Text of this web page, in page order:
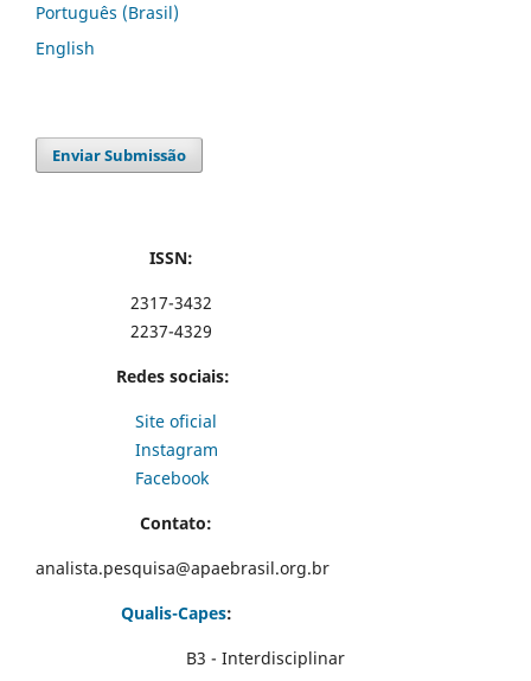
Português (Brasil)
English
Enviar Submissão
ISSN:
2317-3432
2237-4329
Redes sociais:
Site oficial
Instagram
Facebook
Contato:
analista.pesquisa@apaebrasil.org.br
Qualis-Capes:
B3 - Interdisciplinar